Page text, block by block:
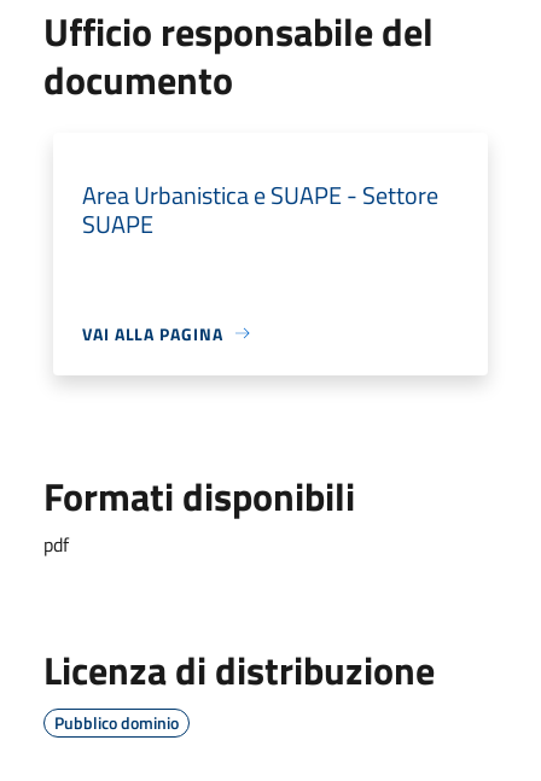
Ufficio responsabile del
documento
Area Urbanistica e SUAPE - Settore
SUAPE
VAI ALLA PAGINA
Formati disponibili
pdf
Licenza di distribuzione
Pubblico dominio